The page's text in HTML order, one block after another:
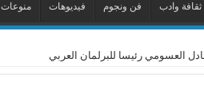
ثقافة وادب فن ونجوم فيديوهات منوعات
العسومي رئيسا للبرلمان العربي